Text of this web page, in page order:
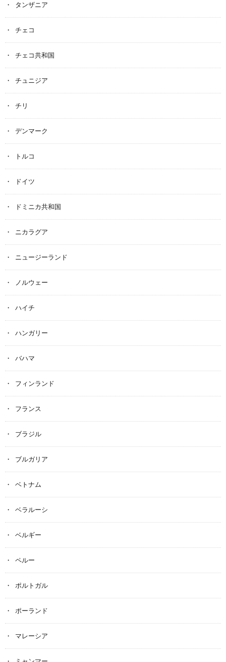
タンザニア
チェコ
チェコ共和国
チュニジア
チリ
デンマーク
トルコ
ドイツ
ドミニカ共和国
ニカラグア
ニュージーランド
ノルウェー
ハイチ
ハンガリー
バハマ
フィンランド
フランス
ブラジル
ブルガリア
ベトナム
ベラルーシ
ベルギー
ペルー
ポルトガル
ポーランド
マレーシア